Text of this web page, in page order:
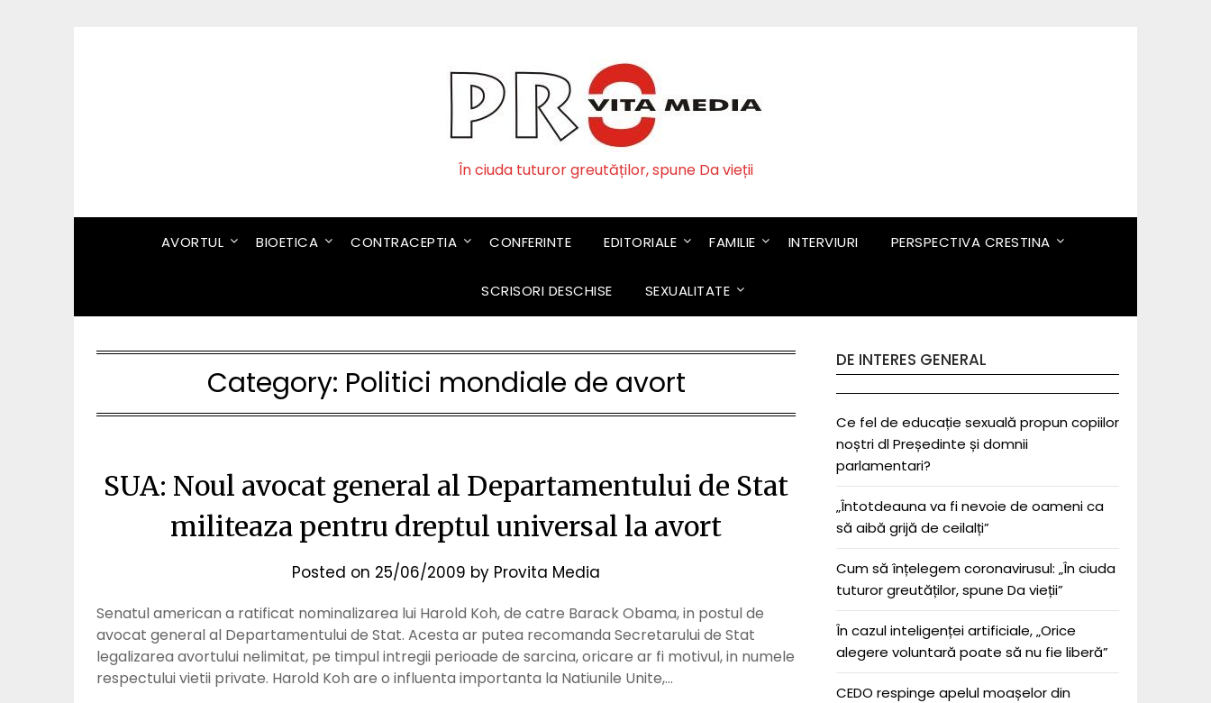
În ciuda tuturor greutăților, spune Da vieții
AVORTUL BIOETICA CONTRACEPTIA CONFERINTE EDITORIALE FAMILIE INTERVIURI PERSPECTIVA CRESTINA
SCRISORI DESCHISE SEXUALITATE
Category: Politici mondiale de avort
SUA: Noul avocat general al Departamentului de Stat
militeaza pentru dreptul universal la avort
Posted on 25/06/2009 by Provita Media
Senatul american a ratificat nominalizarea lui Harold Koh, de catre Barack Obama, in postul de
avocat general al Departamentului de Stat. Acesta ar putea recomanda Secretarului de Stat
legalizarea avortului nelimitat, pe timpul intregii perioade de sarcina, oricare ar fi motivul, in numele
respectului vietii private. Harold Koh are o influenta importanta la Natiunile Unite,…
DE INTERES GENERAL
Ce fel de educație sexuală propun copiilor
noștri dl Președinte și domnii
parlamentari?
„Întotdeauna va fi nevoie de oameni ca
să aibă grijă de ceilalți”
Cum să înțelegem coronavirusul: „În ciuda
tuturor greutăților, spune Da vieții”
În cazul inteligenței artificiale, „Orice
alegere voluntară poate să nu fie liberă”
CEDO respinge apelul moașelor din